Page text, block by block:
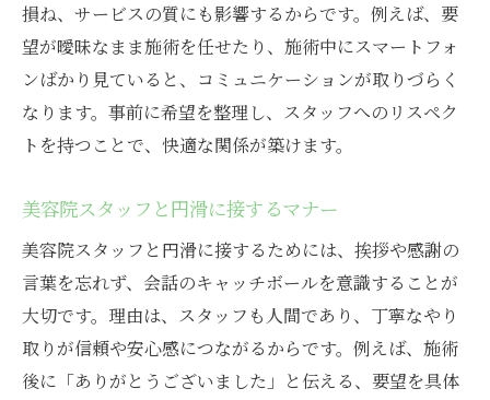
損ね、サービスの質にも影響するからです。例えば、要
望が曖昧なまま施術を任せたり、施術中にスマートフォ
ンばかり見ていると、コミュニケーションが取りづらく
なります。事前に希望を整理し、スタッフへのリスペク
トを持つことで、快適な関係が築けます。
美容院スタッフと円滑に接するマナー
美容院スタッフと円滑に接するためには、挨拶や感謝の
言葉を忘れず、会話のキャッチボールを意識することが
大切です。理由は、スタッフも人間であり、丁寧なやり
取りが信頼や安心感につながるからです。例えば、施術
後に「ありがとうございました」と伝える、要望を具体